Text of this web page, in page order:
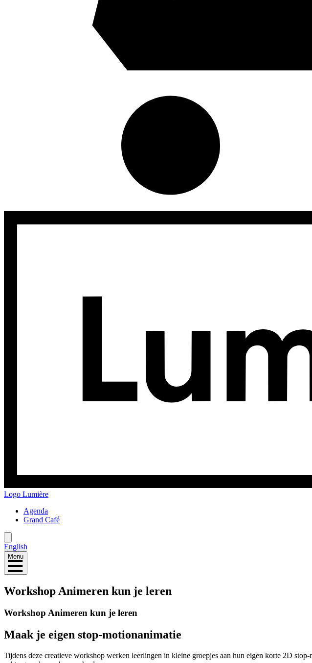
Logo Lumière
Agenda
Grand Café
English
Menu
Workshop Animeren kun je leren
Workshop Animeren kun je leren
Maak je eigen stop-motionanimatie
Tijdens deze creatieve workshop werken leerlingen in kleine groepjes aan hun eigen korte 2D